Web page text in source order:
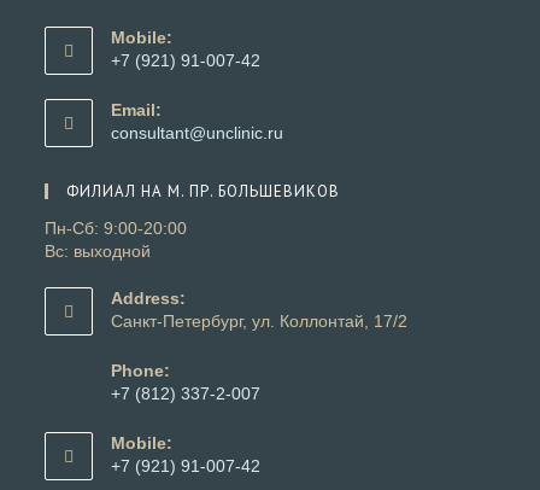
в
вашем
Mobile:
+7 (921) 91-007-42
в
вашем
Email:
consultant@unclinic.ru
приложении
ФИЛИАЛ НА М. ПР. БОЛЬШЕВИКОВ
Пн-Сб: 9:00-20:00
Вс: выходной
Address:
Санкт-Петербург, ул. Коллонтай, 17/2
Phone:
+7 (812) 337-2-007
в
вашем
Mobile:
+7 (921) 91-007-42